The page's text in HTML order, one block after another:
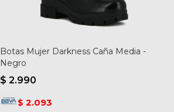
Botas Mujer Darkness Caña Media -
Negro
$ 2.990
$ 2.093